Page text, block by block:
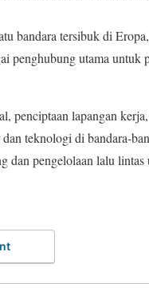
bandara tersibuk di
penghubung utama untuk
penciptaan lapangan
teknologi di bandara-
dan pengelolaan lalu